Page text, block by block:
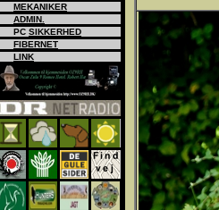
MEKANIKER
ADMIN.
PC SIKKERHED
FIBERNET
LINK